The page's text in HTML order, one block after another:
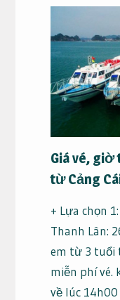
Giá vé, giờ
từ Cảng
+ Lựa chọn
Thanh Lân:
em từ 3 tuổi
miễn phí vé.
về lúc